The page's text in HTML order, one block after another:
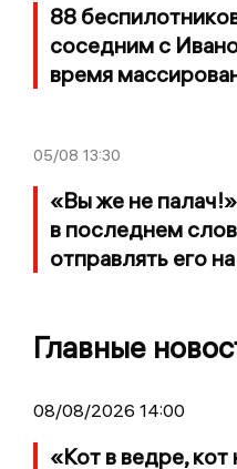
88
соседним с
время
05/08 13:30
«Вы же не
в последнем
отправлять его
Главные
08/08/2026 14:00
«Кот в ведре,